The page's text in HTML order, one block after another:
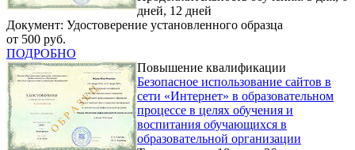
дней, 12 дней
Документ: Удостоверение установленного образца
от 500 руб.
ПОДРОБНО
Повышение квалификации
Безопасное использование сайтов в
сети «Интернет» в образовательном
процессе в целях обучения и
воспитания обучающихся в
образовательной организации